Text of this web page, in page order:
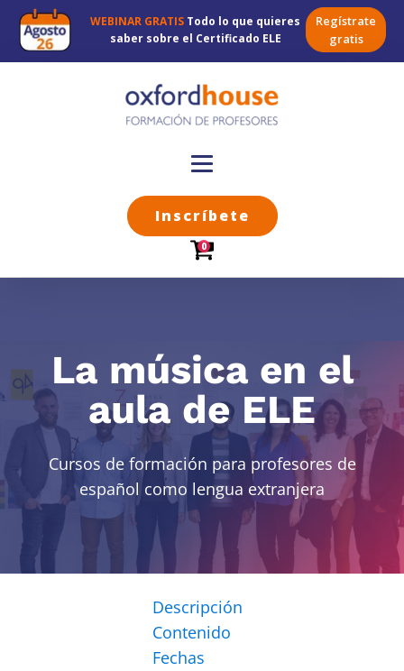
WEBINAR GRATIS Todo lo que quieres
saber sobre el Certificado ELE
Regístrate
gratis
Inscríbete
0
La música en el
aula de ELE
Cursos de formación para profesores de
español como lengua extranjera
Descripción
Contenido
Fechas